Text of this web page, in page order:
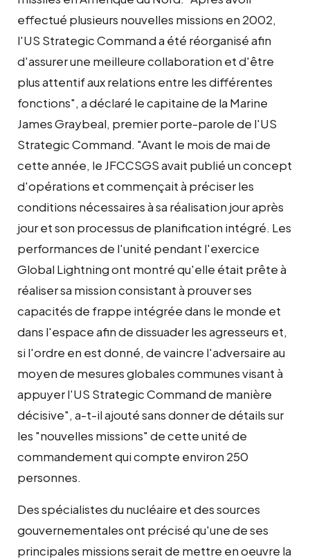
effectué plusieurs nouvelles missions en 2002,
l'US Strategic Command a été réorganisé afin
d'assurer une meilleure collaboration et d'être
plus attentif aux relations entre les différentes
fonctions", a déclaré le capitaine de la Marine
James Graybeal, premier porte-parole de l'US
Strategic Command. "Avant le mois de mai de
cette année, le JFCCSGS avait publié un concept
d'opérations et commençait à préciser les
conditions nécessaires à sa réalisation jour après
jour et son processus de planification intégré. Les
performances de l'unité pendant l'exercice
Global Lightning ont montré qu'elle était prête à
réaliser sa mission consistant à prouver ses
capacités de frappe intégrée dans le monde et
dans l'espace afin de dissuader les agresseurs et,
si l'ordre en est donné, de vaincre l'adversaire au
moyen de mesures globales communes visant à
appuyer l'US Strategic Command de manière
décisive", a-t-il ajouté sans donner de détails sur
les "nouvelles missions" de cette unité de
commandement qui compte environ 250
personnes.
Des spécialistes du nucléaire et des sources
gouvernementales ont précisé qu'une de ses
principales missions serait de mettre en oeuvre la